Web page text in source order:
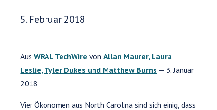
Veröffentlichungsdatum:
5. Februar 2018
AusWRAL TechWire vonAllan Maurer, Laura
Leslie, Tyler Dukes und Matthew Burns — 3. Januar
2018
Vier Ökonomen aus North Carolina sind sich einig, dass